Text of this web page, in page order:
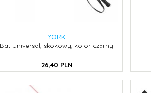
YORK
Bat Universal, skokowy, kolor czarny
26,40 PLN